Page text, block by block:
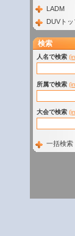
LADM
DUVト
検索
人名で検索
所属で検索
大会で検索
一括検索